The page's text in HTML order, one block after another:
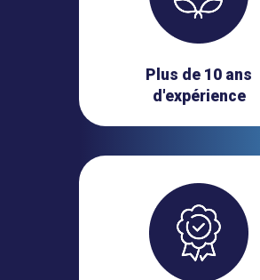
Plus de 10 ans
d'expérience